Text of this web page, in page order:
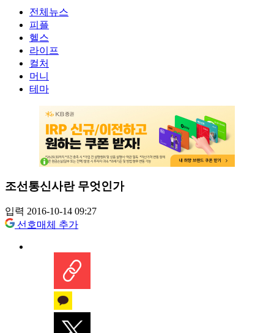
전체뉴스
피플
헬스
라이프
컬처
머니
테마
조선통신사란 무엇인가
입력 2016-10-14 09:27
선호매체 추가